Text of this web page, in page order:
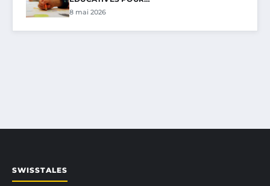
8 mai 2026
SWISSTALES